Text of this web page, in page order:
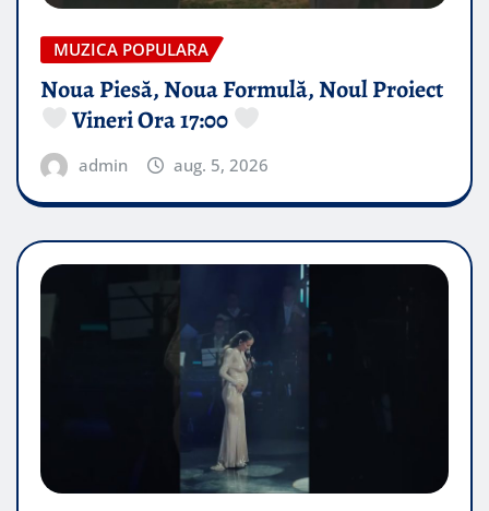
MUZICA POPULARA
Noua Piesă, Noua Formulă, Noul Proiect
Vineri Ora 17:00
admin aug. 5, 2026